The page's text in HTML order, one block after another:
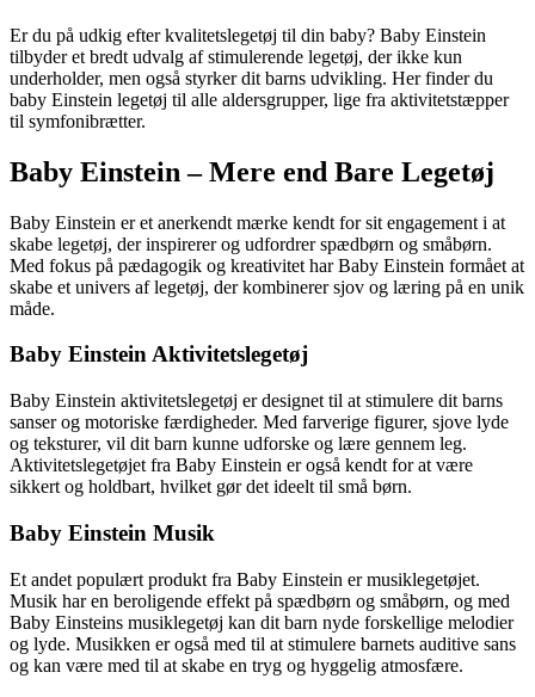
Er du på udkig efter kvalitetslegetøj til din baby? Baby Einstein
tilbyder et bredt udvalg af stimulerende legetøj, der ikke kun
underholder, men også styrker dit barns udvikling. Her finder du
baby Einstein legetøj til alle aldersgrupper, lige fra aktivitetstæpper
til symfonibrætter.
Baby Einstein – Mere end Bare Legetøj
Baby Einstein er et anerkendt mærke kendt for sit engagement i at
skabe legetøj, der inspirerer og udfordrer spædbørn og småbørn.
Med fokus på pædagogik og kreativitet har Baby Einstein formået at
skabe et univers af legetøj, der kombinerer sjov og læring på en unik
måde.
Baby Einstein Aktivitetslegetøj
Baby Einstein aktivitetslegetøj er designet til at stimulere dit barns
sanser og motoriske færdigheder. Med farverige figurer, sjove lyde
og teksturer, vil dit barn kunne udforske og lære gennem leg.
Aktivitetslegetøjet fra Baby Einstein er også kendt for at være
sikkert og holdbart, hvilket gør det ideelt til små børn.
Baby Einstein Musik
Et andet populært produkt fra Baby Einstein er musiklegetøjet.
Musik har en beroligende effekt på spædbørn og småbørn, og med
Baby Einsteins musiklegetøj kan dit barn nyde forskellige melodier
og lyde. Musikken er også med til at stimulere barnets auditive sans
og kan være med til at skabe en tryg og hyggelig atmosfære.